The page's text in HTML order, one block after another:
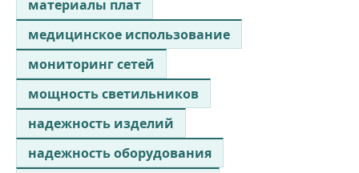
материалы плат
медицинское использование
мониторинг сетей
мощность светильников
надежность изделий
надежность оборудования